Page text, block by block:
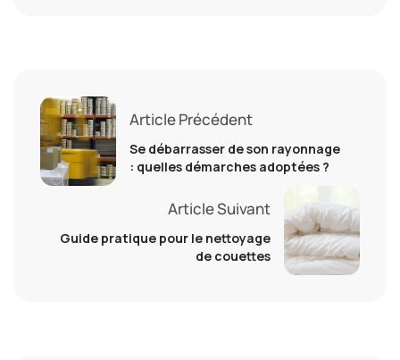
Article Précédent
Se débarrasser de son rayonnage
: quelles démarches adoptées ?
Article Suivant
Guide pratique pour le nettoyage
de couettes